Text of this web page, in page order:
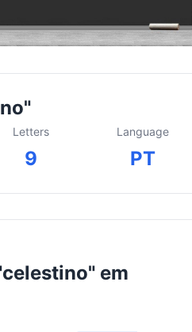
Letters
9
Language
PT
em